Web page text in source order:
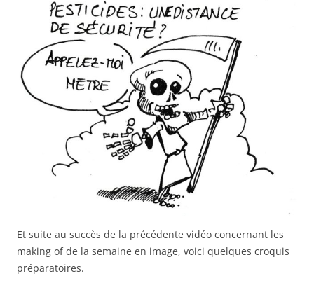
Et suite au succès de la précédente vidéo concernant les
making of de la semaine en image, voici quelques croquis
préparatoires.